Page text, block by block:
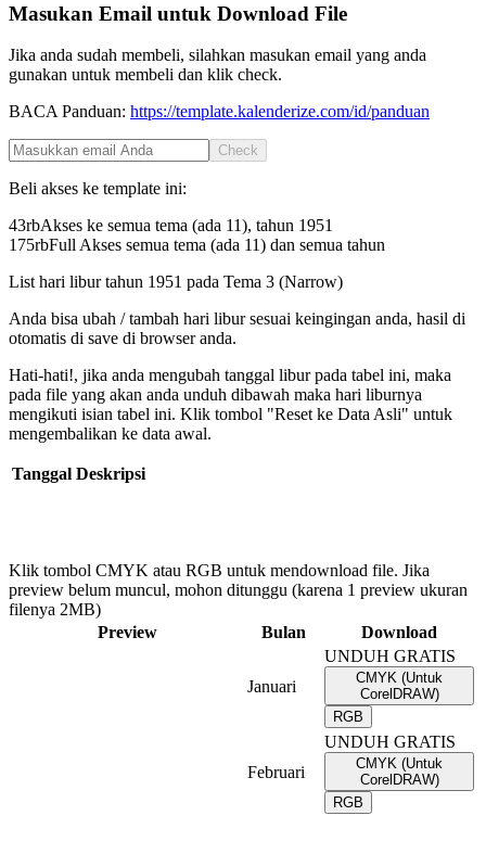
Masukan Email untuk Download File
Jika anda sudah membeli, silahkan masukan email yang anda
gunakan untuk membeli dan klik check.
BACA Panduan: https://template.kalenderize.com/id/panduan
Check
Beli akses ke template ini:
43rbAkses ke semua tema (ada 11), tahun 1951
175rbFull Akses semua tema (ada 11) dan semua tahun
List hari libur tahun 1951 pada Tema 3 (Narrow)
Anda bisa ubah / tambah hari libur sesuai keingingan anda, hasil di
otomatis di save di browser anda.
Hati-hati!, jika anda mengubah tanggal libur pada tabel ini, maka
pada file yang akan anda unduh dibawah maka hari liburnya
mengikuti isian tabel ini. Klik tombol "Reset ke Data Asli" untuk
mengembalikan ke data awal.
Tanggal Deskripsi
Klik tombol CMYK atau RGB untuk mendownload file. Jika
preview belum muncul, mohon ditunggu (karena 1 preview ukuran
filenya 2MB)
Preview
Bulan Download
Januari
UNDUH GRATIS
CMYK (Untuk
CorelDRAW)
RGB
Februari
UNDUH GRATIS
CMYK (Untuk
CorelDRAW)
RGB